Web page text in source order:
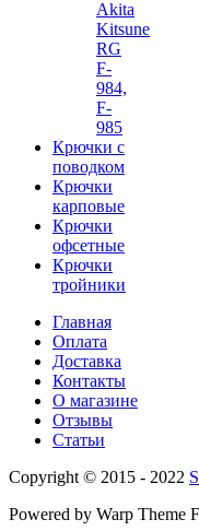
Akita
Kitsune
RG
F-
984,
F-
985
Крючки с
поводком
Крючки
карповые
Крючки
офсетные
Крючки
тройники
Главная
Оплата
Доставка
Контакты
О магазине
Отзывы
Статьи
Copyright © 2015 - 2022
Powered by Warp Theme